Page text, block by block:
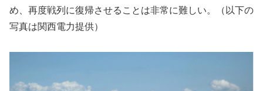
め、再度戦列に復帰させることは非常に難しい。（以下の
写真は関西電力提供）